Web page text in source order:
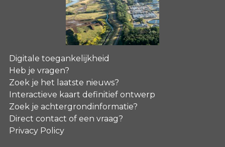
Digitale toegankelijkheid
Heb je vragen?
Zoek je het laatste nieuws?
Interactieve kaart definitief ontwerp
Zoek je achtergrondinformatie?
Direct contact of een vraag?
Privacy Policy